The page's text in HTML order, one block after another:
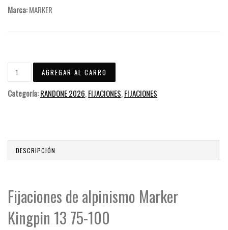
Marca:MARKER
Categoría:RANDONE 2026,FIJACIONES,FIJACIONES
DESCRIPCIÓN
Fijaciones de alpinismo Marker
Kingpin 13 75-100